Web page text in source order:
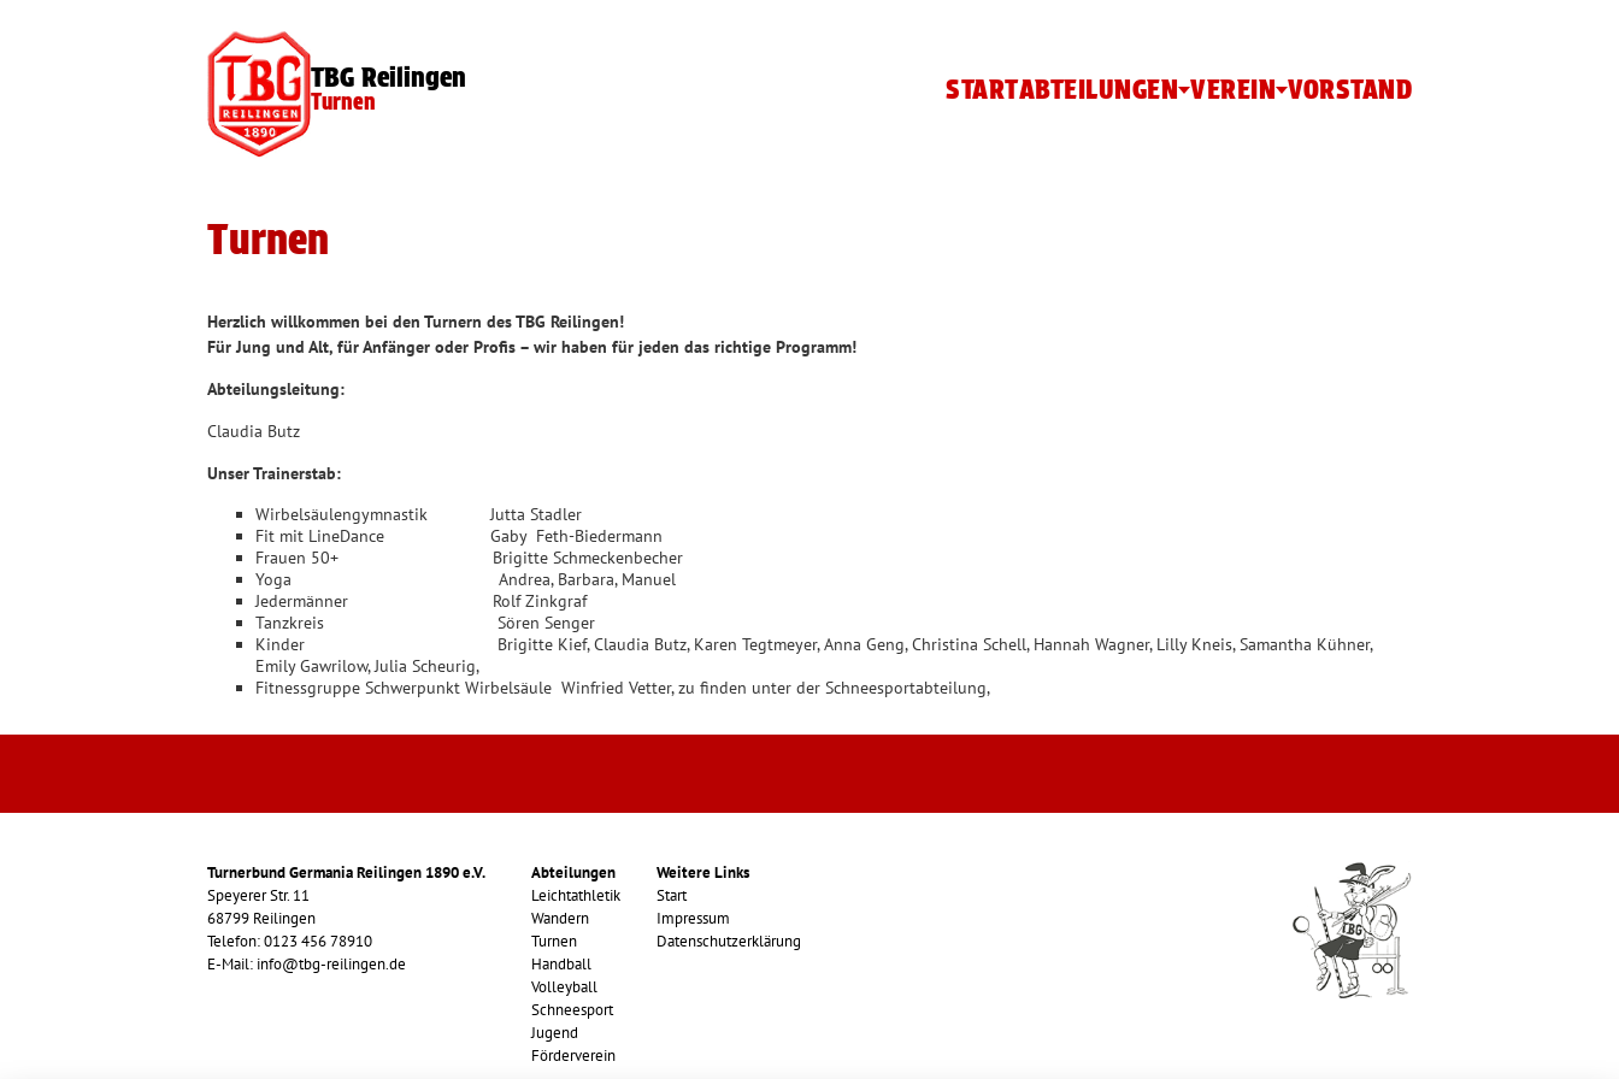
TBG Reilingen
Turnen STARTABTEILUNGEN VEREIN VORSTAND
Turnen
Herzlich willkommen bei den Turnern des TBG Reilingen!
Für Jung und Alt, für Anfänger oder Profis – wir haben für jeden das richtige Programm!
Abteilungsleitung:
Claudia Butz
Unser Trainerstab:
Wirbelsäulengymnastik Jutta Stadler
Fit mit LineDance Gaby Feth-Biedermann
Frauen 50+ Brigitte Schmeckenbecher
Yoga Andrea, Barbara, Manuel
Jedermänner Rolf Zinkgraf
Tanzkreis Sören Senger
Kinder Brigitte Kief, Claudia Butz, Karen Tegtmeyer, Anna Geng, Christina Schell, Hannah Wagner, Lilly Kneis, Samantha Kühner,
Emily Gawrilow, Julia Scheurig,
Fitnessgruppe Schwerpunkt Wirbelsäule Winfried Vetter, zu finden unter der Schneesportabteilung,
Turnerbund Germania Reilingen 1890 e.V.
Speyerer Str. 11
68799 Reilingen
Telefon: 0123 456 78910
E-Mail: info@tbg-reilingen.de
Abteilungen
Leichtathletik
Wandern
Turnen
Handball
Volleyball
Schneesport
Jugend
Förderverein
Weitere Links
Start
Impressum
Datenschutzerklärung